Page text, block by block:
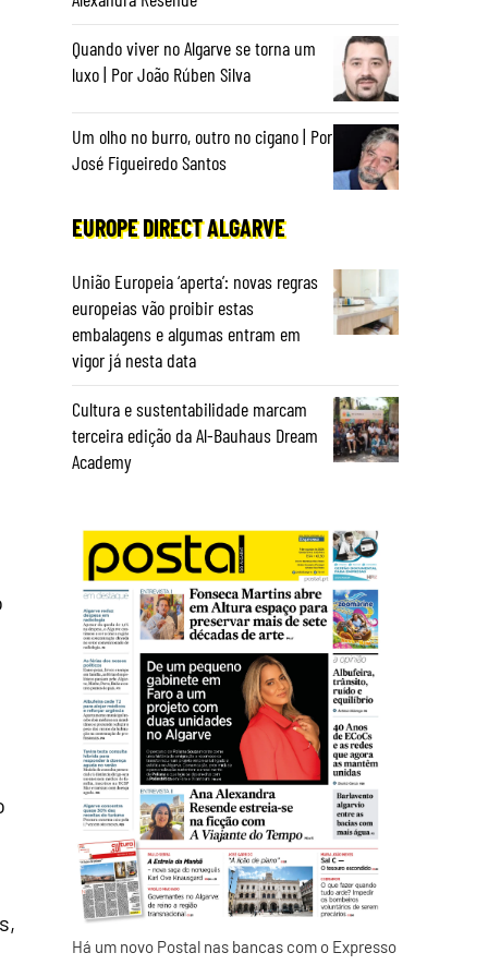
Quando viver no Algarve se torna um
luxo | Por João Rúben Silva
Um olho no burro, outro no cigano | Por
José Figueiredo Santos
EUROPE DIRECT ALGARVE
União Europeia ‘aperta’: novas regras
europeias vão proibir estas
embalagens e algumas entram em
vigor já nesta data
Cultura e sustentabilidade marcam
terceira edição da Al-Bauhaus Dream
Academy
Há um novo Postal nas bancas com o Expresso